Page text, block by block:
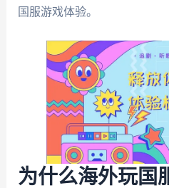
国服游戏体验。
为什么海外玩国